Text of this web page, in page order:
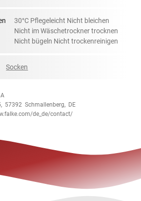
30°C Pflegeleicht Nicht bleichen
Nicht im Wäschetrockner trocknen
Nicht bügeln Nicht trockenreinigen
Socken
57392 Schmallenberg, DE
de_de/contact/